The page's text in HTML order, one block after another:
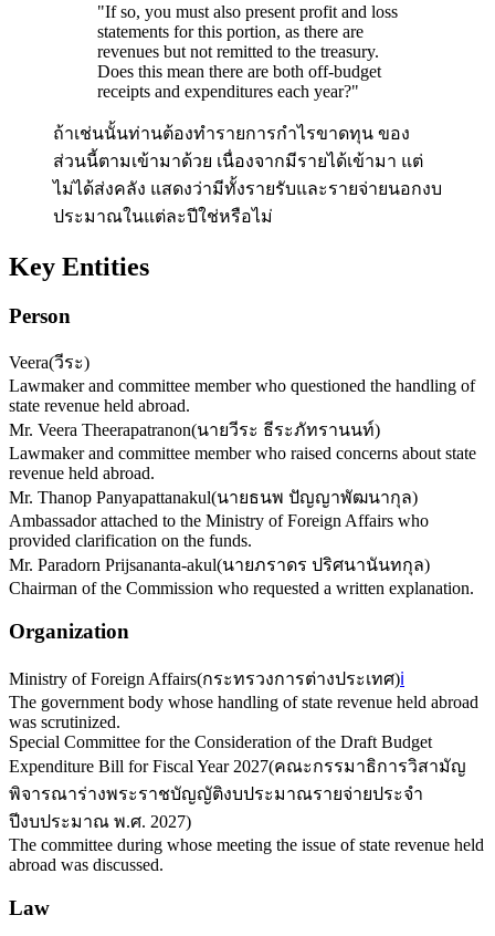
"If so, you must also present profit and loss
statements for this portion, as there are
revenues but not remitted to the treasury.
Does this mean there are both off-budget
receipts and expenditures each year?"
ถ้าเช่นนั้นท่านต้องทำรายการกำไรขาดทุน ของ
ส่วนนี้ตามเข้ามาด้วย เนื่องจากมีรายได้เข้ามา แต่
ไม่ได้ส่งคลัง แสดงว่ามีทั้งรายรับและรายจ่ายนอกงบ
ประมาณในแต่ละปีใช่หรือไม่
Key Entities
Person
Veera(วีระ)
Lawmaker and committee member who questioned the handling of
state revenue held abroad.
Mr. Veera Theerapatranon(นายวีระ ธีระภัทรานนท์)
Lawmaker and committee member who raised concerns about state
revenue held abroad.
Mr. Thanop Panyapattanakul(นายธนพ ปัญญาพัฒนากุล)
Ambassador attached to the Ministry of Foreign Affairs who
provided clarification on the funds.
Mr. Paradorn Prijsananta-akul(นายภราดร ปริศนานันทกุล)
Chairman of the Commission who requested a written explanation.
Organization
Ministry of Foreign Affairs(กระทรวงการต่างประเทศ)ℹ️
The government body whose handling of state revenue held abroad
was scrutinized.
Special Committee for the Consideration of the Draft Budget
Expenditure Bill for Fiscal Year 2027(คณะกรรมาธิการวิสามัญ
พิจารณาร่างพระราชบัญญัติงบประมาณรายจ่ายประจำ
ปีงบประมาณ พ.ศ. 2027)
The committee during whose meeting the issue of state revenue held
abroad was discussed.
Law